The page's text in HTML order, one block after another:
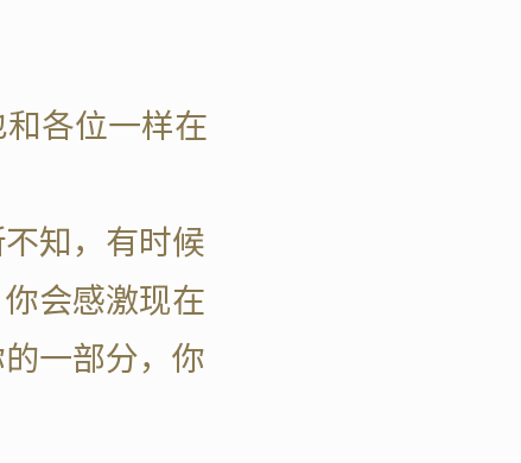
各位一样在
知，有时候
会感激现在
一部分，你